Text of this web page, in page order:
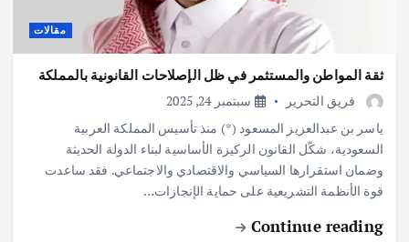
مقالات
ثقة المواطن والمستثمر في ظل الإصلاحات القانونية بالمملكة
فريق التحرير
سبتمبر 24, 2025
ياسر بن عبدالعزيز المسعود (*) منذ تأسيس المملكة العربية
السعودية، شكّل القانون الركيزة الأساسية لبناء الدولة الحديثة
وضمان استقرارها السياسي والاقتصادي والاجتماعي. فقد ساعدت
قوة الأنظمة التشريعية على حماية الإنجازات…
Continue reading